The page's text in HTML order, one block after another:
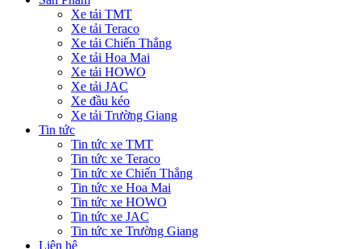
Xe tải TMT
Xe tải Teraco
Xe tải Chiến Thắng
Xe tải Hoa Mai
Xe tải HOWO
Xe tải JAC
Xe đầu kéo
Xe tải Trường Giang
Tin tức
Tin tức xe TMT
Tin tức xe Teraco
Tin tức xe Chiến Thắng
Tin tức xe Hoa Mai
Tin tức xe HOWO
Tin tức xe JAC
Tin tức xe Trường Giang
Liên hệ